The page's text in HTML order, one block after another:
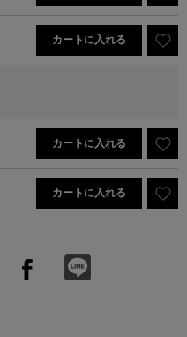
カートに入れる
カートに入れる
カートに入れる